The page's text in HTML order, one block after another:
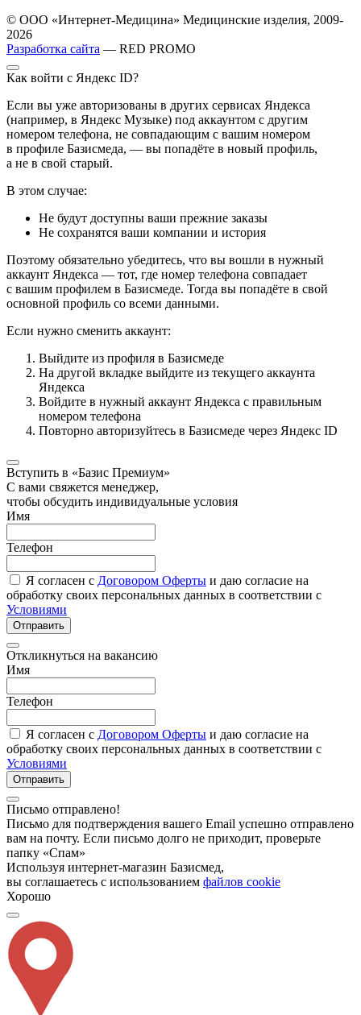
© ООО «Интернет-Медицина» Медицинские изделия, 2009-
2026
Разработка сайта — RED PROMO
Как войти с Яндекс ID?
Если вы уже авторизованы в других сервисах Яндекса
(например, в Яндекс Музыке) под аккаунтом с другим
номером телефона, не совпадающим с вашим номером
в профиле Базисмеда, — вы попадёте в новый профиль,
а не в свой старый.
В этом случае:
Не будут доступны ваши прежние заказы
Не сохранятся ваши компании и история
Поэтому обязательно убедитесь, что вы вошли в нужный
аккаунт Яндекса — тот, где номер телефона совпадает
с вашим профилем в Базисмеде. Тогда вы попадёте в свой
основной профиль со всеми данными.
Если нужно сменить аккаунт:
Выйдите из профиля в Базисмеде
На другой вкладке выйдите из текущего аккаунта
Яндекса
Войдите в нужный аккаунт Яндекса с правильным
номером телефона
Повторно авторизуйтесь в Базисмеде через Яндекс ID
Вступить в «Базис Премиум»
С вами свяжется менеджер,
чтобы обсудить индивидуальные условия
Имя
Телефон
Я согласен с Договором Оферты и даю согласие на
обработку своих персональных данных в соответствии с
Условиями
Отправить
Откликнуться на вакансию
Имя
Телефон
Я согласен с Договором Оферты и даю согласие на
обработку своих персональных данных в соответствии с
Условиями
Отправить
Письмо отправлено!
Письмо для подтверждения вашего Email успешно отправлено
вам на почту. Если письмо долго не приходит, проверьте
папку «Спам»
Используя интернет-магазин Базисмед,
вы соглашаетесь с использованием файлов cookie
Хорошо